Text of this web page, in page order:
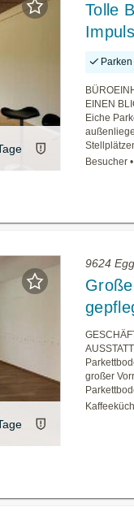
Tolle
Parken
EINEN
Eiche
Besucher
9624
großer